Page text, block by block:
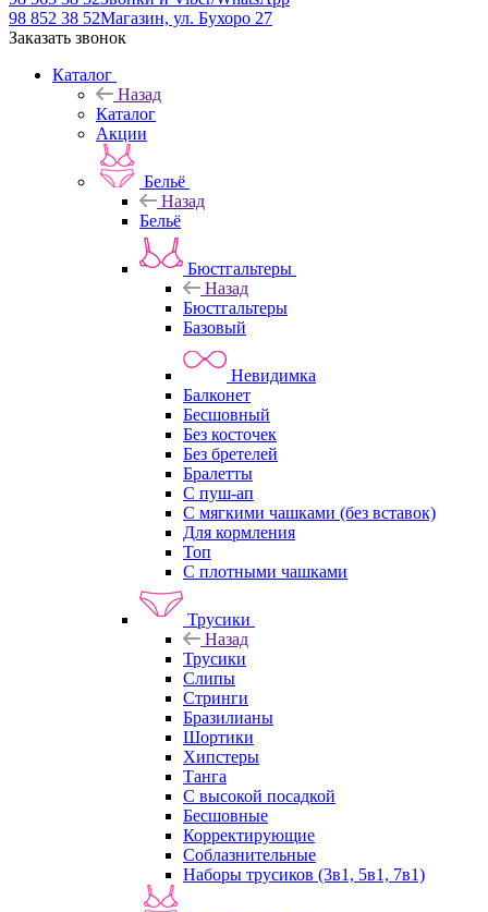
98 852 38 52Магазин, ул. Бухоро 27
Заказать звонок
Каталог
Назад
Каталог
Акции
Бельё
Назад
Бельё
Бюстгальтеры
Назад
Бюстгальтеры
Базовый
Невидимка
Балконет
Бесшовный
Без косточек
Без бретелей
Бралетты
С пуш-ап
С мягкими чашками (без вставок)
Для кормления
Топ
С плотными чашками
Трусики
Назад
Трусики
Слипы
Стринги
Бразилианы
Шортики
Хипстеры
Танга
С высокой посадкой
Бесшовные
Корректирующие
Соблазнительные
Наборы трусиков (3в1, 5в1, 7в1)